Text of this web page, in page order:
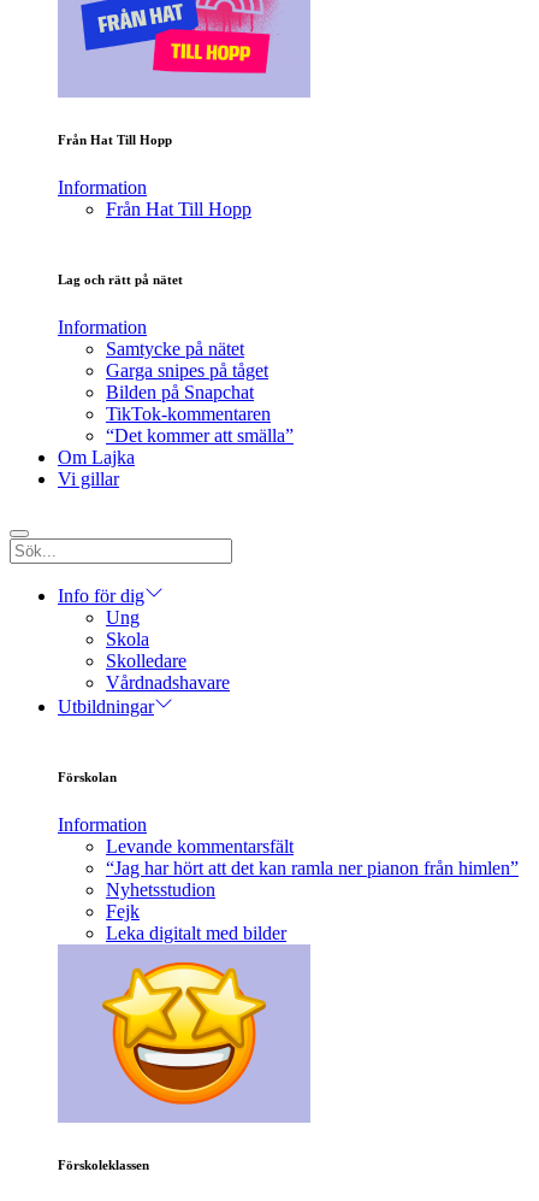
Från Hat Till Hopp
Information
Från Hat Till Hopp
Lag och rätt på nätet
Information
Samtycke på nätet
Garga snipes på tåget
Bilden på Snapchat
TikTok-kommentaren
“Det kommer att smälla”
Om Lajka
Vi gillar
Info för dig
Ung
Skola
Skolledare
Vårdnadshavare
Utbildningar
Förskolan
Information
Levande kommentarsfält
“Jag har hört att det kan ramla ner pianon från himlen”
Nyhetsstudion
Fejk
Leka digitalt med bilder
Förskoleklassen